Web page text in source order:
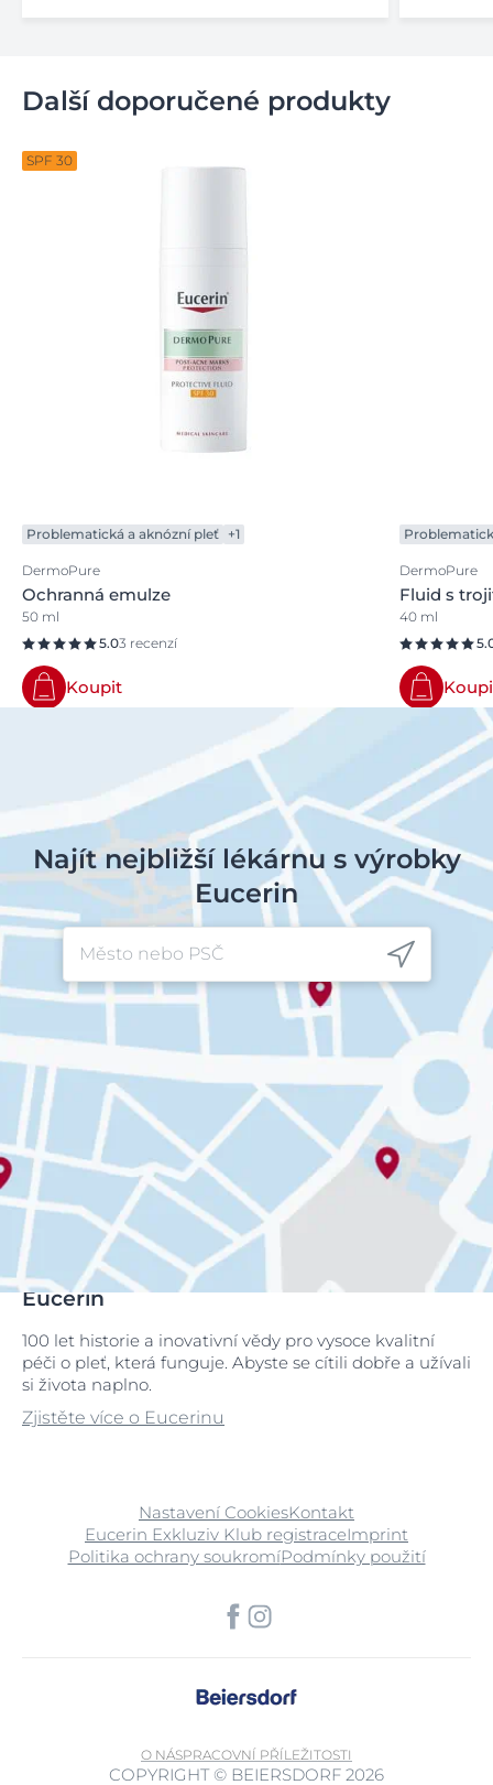
Další doporučené produkty
SPF 30
Problematická a aknózní pleť +1
DermoPure
Ochranná emulze
50 ml
5.03 recenzí
Koupit
DermoPure
Fluid s
40 ml
Najít nejbližší lékárnu s výrobky
Eucerin
Eucerin
100 let historie a inovativní vědy pro vysoce kvalitní
péči o pleť, která funguje. Abyste se cítili dobře a užívali
si života naplno.
Zjistěte více o Eucerinu
Nastavení CookiesKontakt
Eucerin Exkluziv Klub registraceImprint
Politika ochrany soukromíPodmínky použití
O NÁSPRACOVNÍ PŘÍLEŽITOSTI
COPYRIGHT © BEIERSDORF 2026